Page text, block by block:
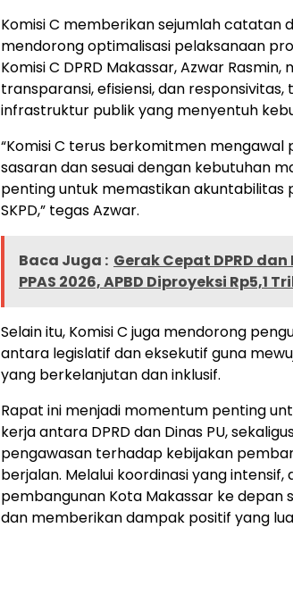
Komisi C memberikan sejumlah catatan
mendorong optimalisasi pelaksanaan
Komisi C DPRD Makassar, Azwar
transparansi, efisiensi, dan
infrastruktur publik yang menyentuh
“Komisi C terus berkomitmen
sasaran dan sesuai dengan kebutuhan
penting untuk memastikan akuntabilitas
SKPD,” tegas Azwar.
Baca Juga : Gerak Cepat DPRD
PPAS 2026, APBD Diproyeksi Rp5,1
Selain itu, Komisi C juga mendorong
antara legislatif dan eksekutif guna
yang berkelanjutan dan inklusif.
Rapat ini menjadi momentum penting
kerja antara DPRD dan Dinas PU,
pengawasan terhadap kebijakan
berjalan. Melalui koordinasi yang
pembangunan Kota Makassar ke depan
dan memberikan dampak positif yang